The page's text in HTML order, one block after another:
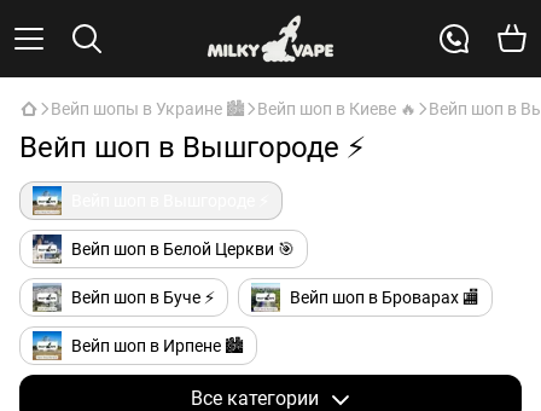
Вейп шопы в Украине 🏙️ Вейп шоп в Киеве 🔥 Вейп шоп в
Вейп шоп в Вышгороде ⚡
Вейп шоп в Белой Церкви 🎯
Вейп шоп в Буче ⚡ Вейп шоп в Броварах 🏬
Вейп шоп в Ирпене 🏙️
Вейп шоп в Вишневом 🍒
Все категории